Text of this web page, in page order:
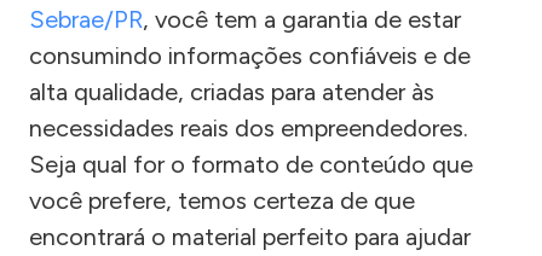
Sebrae/PR, você tem a garantia de estar
consumindo informações confiáveis e de
alta qualidade, criadas para atender às
necessidades reais dos empreendedores.
Seja qual for o formato de conteúdo que
você prefere, temos certeza de que
encontrará o material perfeito para ajudar